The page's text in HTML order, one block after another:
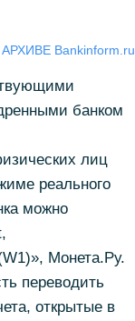
Bankinform.ru
банком
лиц
реального
можно
Монета.Ру.
переводить
открытые в